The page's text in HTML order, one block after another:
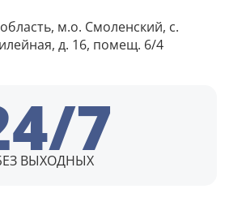
м.о. Смоленский, с.
д. 16, помещ. 6/4
7
ВЫХОДНЫХ